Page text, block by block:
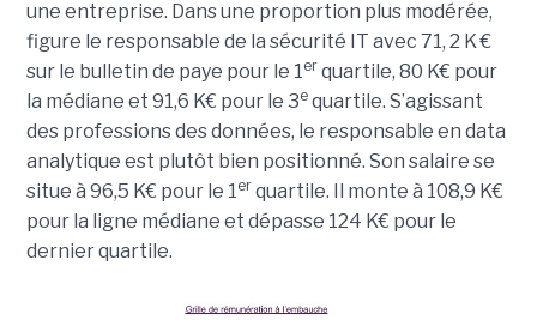
une entreprise. Dans une proportion plus modérée,
figure le responsable de la sécurité IT avec 71, 2 K €
sur le bulletin de paye pour le 1er quartile, 80 K€ pour
la médiane et 91,6 K€ pour le 3equartile. S’agissant
des professions des données, le responsable en data
analytique est plutôt bien positionné. Son salaire se
situe à 96,5 K€ pour le 1er quartile. Il monte à 108,9 K€
pour la ligne médiane et dépasse 124 K€ pour le
dernier quartile.